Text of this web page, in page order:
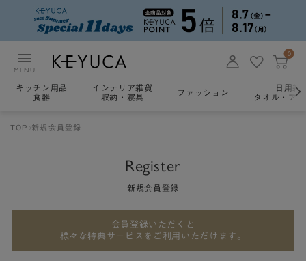
MENU
0
キッチン用品
食器
インテリア雑貨
収納・寝具
ファッション
日用雑
タオル・ア
TOP 新規会員登録
Register
新規会員登録
会員登録いただくと
様々な特典サービスをご利用いただけます。